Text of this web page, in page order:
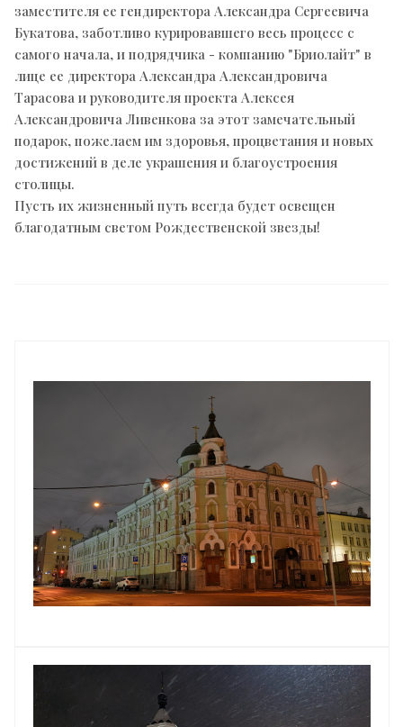
заместителя ее гендиректора Александра Сергеевича
Букатова, заботливо курировавшего весь процесс с
самого начала, и подрядчика - компанию "Бриолайт" в
лице ее директора Александра Александровича
Тарасова и руководителя проекта Алексея
Александровича Ливенкова за этот замечательный
подарок, пожелаем им здоровья, процветания и новых
достижений в деле украшения и благоустроения
столицы.
Пусть их жизненный путь всегда будет освещен
благодатным светом Рождественской звезды!